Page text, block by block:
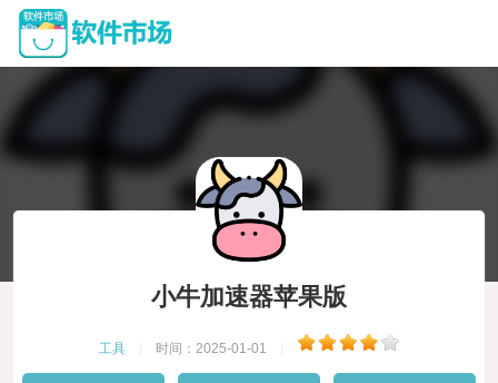
小牛加速器苹果版
工具 时间：2025-01-01